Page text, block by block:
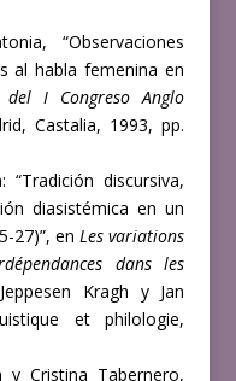
“Observaciones
al habla femenina en
del I Congreso Anglo
Castalia, 1993, pp.
“Tradición discursiva,
diasistémica en un
27)”, enLes variations
dans les
Kragh y Jan
et philologie,
y Cristina Tabernero,